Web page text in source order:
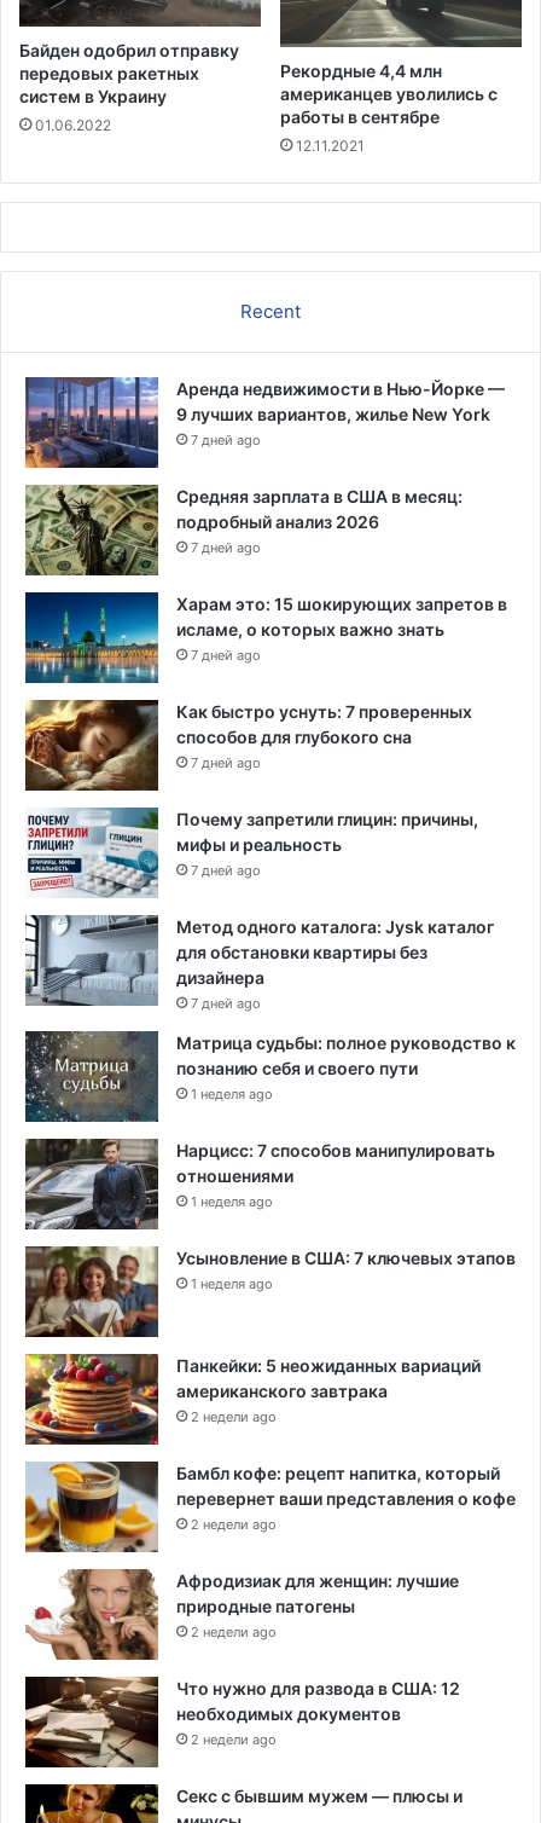
е
з
р
а
б
о
и
ц
д
о
л
л
а
р
о
в
а
"
,
а
в
н
ы
е
р
е
п
о
р
т
е
р
ы
Байден одобрил отправку
передовых ракетных
систем в Украину
01.06.2022
Рекордные 4,4 млн
американцев уволились с
работы в сентябре
12.11.2021
Recent
Аренда недвижимости в Нью-Йорке —
9 лучших вариантов, жилье New York
7 дней ago
Средняя зарплата в США в месяц:
подробный анализ 2026
7 дней ago
Харам это: 15 шокирующих запретов в
исламе, о которых важно знать
7 дней ago
Как быстро уснуть: 7 проверенных
способов для глубокого сна
7 дней ago
Почему запретили глицин: причины,
мифы и реальность
7 дней ago
Метод одного каталога: Jysk каталог
для обстановки квартиры без
дизайнера
7 дней ago
Матрица судьбы: полное руководство к
познанию себя и своего пути
1 неделя ago
Нарцисс: 7 способов манипулировать
отношениями
1 неделя ago
Усыновление в США: 7 ключевых этапов
1 неделя ago
Панкейки: 5 неожиданных вариаций
американского завтрака
2 недели ago
Бамбл кофе: рецепт напитка, который
перевернет ваши представления о кофе
2 недели ago
Афродизиак для женщин: лучшие
природные патогены
2 недели ago
Что нужно для развода в США: 12
необходимых документов
2 недели ago
Секс с бывшим мужем — плюсы и